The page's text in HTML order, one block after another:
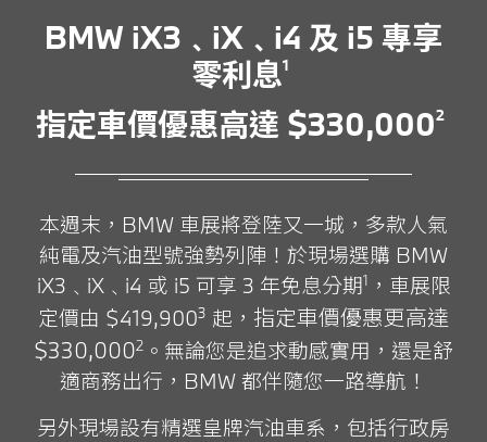
BMW iX3﹑iX ﹑i4 及 i5 專享
零利息1
指定車價優惠高達 $330,0002
本週末，BMW 車展將登陸又一城，多款人氣
純電及汽油型號強勢列陣！於現場選購 BMW
iX3﹑iX﹑i4 或 i5 可享 3 年免息分期1 ， 車展限
定價由 $419,9003 起， 指定車價優惠更高達
$330,0002 。 無論您是追求動感實用，還是舒
適商務出行，BMW 都伴隨您一路導航！
另外現場設有精選皇牌汽油車系，包括行政房